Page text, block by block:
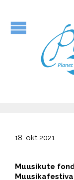
18. okt 2021
Muusikute